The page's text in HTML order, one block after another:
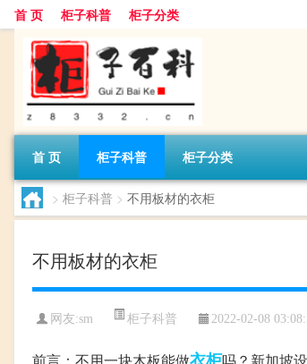
首 页 柜子科普 柜子分类
首 页 柜子科普 柜子分类
> 柜子科普 > 不用板材的衣柜
不用板材的衣柜
网友:sm 柜子科普 2022-02-08